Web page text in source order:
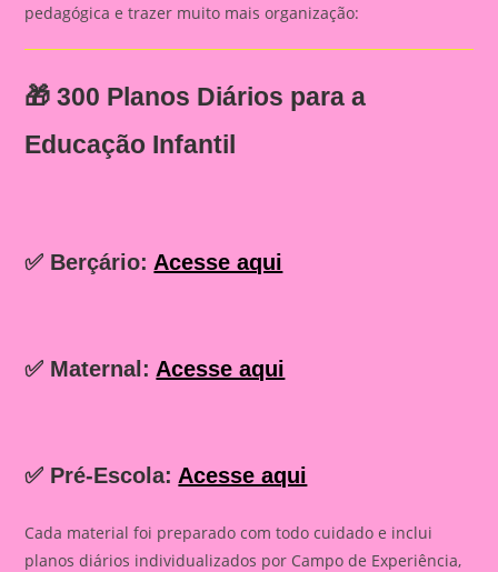
pedagógica e trazer muito mais organização:
🎁300 Planos Diários para a
Educação Infantil
✅ Berçário: Acesse aqui
✅ Maternal: Acesse aqui
✅ Pré-Escola: Acesse aqui
Cada material foi preparado com todo cuidado e inclui
planos diários individualizados por Campo de Experiência,